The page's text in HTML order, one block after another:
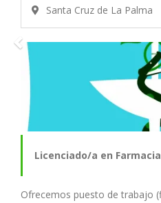
Santa Cruz de La Palma
Licenciado/a en Farmacia
Ofrecemos puesto de trabajo